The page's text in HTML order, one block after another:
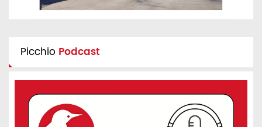
Picchio Podcast